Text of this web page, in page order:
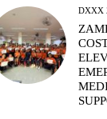
DXXX